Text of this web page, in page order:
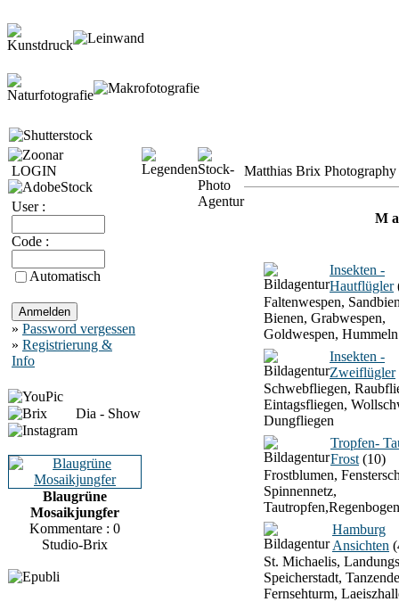
LOGIN
User :
Code :
Automatisch
» Password vergessen
» Registrierung &
Info
Dia - Show
Blaugrüne
Mosaikjungfer
Kommentare : 0
Studio-Brix
Matthias Brix
M
Insekten -
Hautflügler
Faltenwespen,
Bienen, Grabwespen,
Goldwespen, Hummeln
Insekten -
Zweiflügler
Schwebfliegen,
Eintagsfliegen,
Dungfliegen
Tropfen-
Frost (10)
Frostblumen,
Spinnennetz,
Hamburg
Ansichten
St. Michaelis,
Speicherstadt,
Fernsehturm,